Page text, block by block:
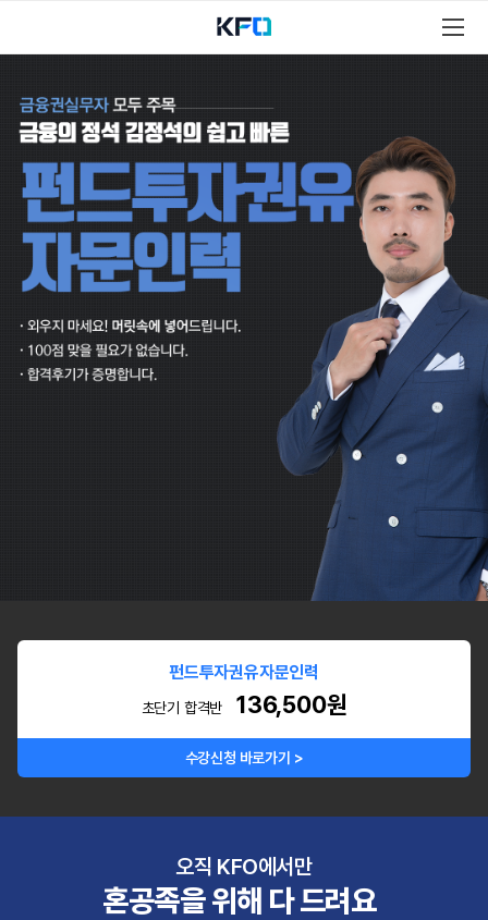
펀드투자권유자문인력
초단기 합격반 136,500원
수강신청 바로가기 >
오직 KFO에서만
혼공족을 위해 다 드려요